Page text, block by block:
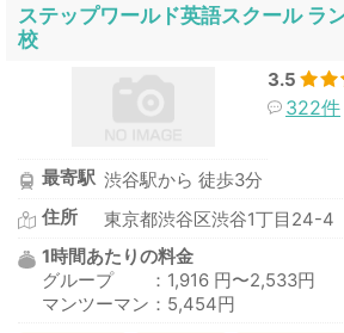
ステップワールド英語スクール ラ
校
3.5
322件
最寄駅 渋谷駅から 徒歩3分
住所
東京都渋谷区渋谷1丁目24-4
1時間あたりの料金
グループ ：1,916 円〜2,533円
マンツーマン：5,454円